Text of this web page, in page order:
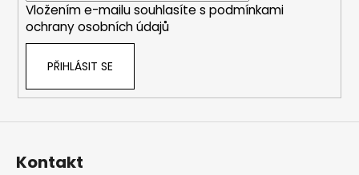
e
n
a
í
Vložením e-mailu souhlasíte s podmínkami
ochrany osobních údajů
PŘIHLÁSIT SE
Kontakt